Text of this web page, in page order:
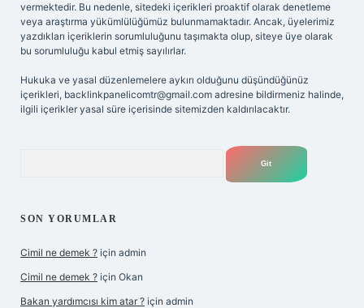
vermektedir. Bu nedenle, sitedeki içerikleri proaktif olarak denetleme
veya araştırma yükümlülüğümüz bulunmamaktadır. Ancak, üyelerimiz
yazdıkları içeriklerin sorumluluğunu taşımakta olup, siteye üye olarak
bu sorumluluğu kabul etmiş sayılırlar.
Hukuka ve yasal düzenlemelere aykırı olduğunu düşündüğünüz
içerikleri, backlinkpanelicomtr@gmail.com adresine bildirmeniz halinde,
ilgili içerikler yasal süre içerisinde sitemizden kaldırılacaktır.
SON YORUMLAR
Cimil ne demek ? için admin
Cimil ne demek ? için Okan
Bakan yardımcısı kim atar ? için admin